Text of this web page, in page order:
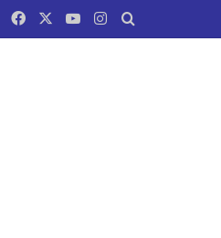
FacebookYouTubeInstagram